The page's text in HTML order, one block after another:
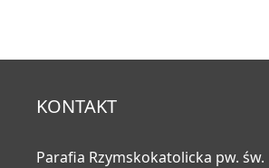
KONTAKT
Parafia Rzymskokatolicka pw.